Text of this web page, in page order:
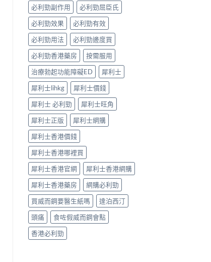
小
時、
正
確
用
法
與
香
港
合
法
購
買〉
中
必利勁副作用
必利勁屈臣氏
必利勁效果
必利勁有效
必利勁用法
必利勁邊度買
必利勁香港藥房
按需服用
治療勃起功能障礙ED
犀利士
犀利士lihkg
犀利士價錢
犀利士 必利勁
犀利士旺角
犀利士正版
犀利士網購
犀利士香港價錢
犀利士香港哪裡買
犀利士香港官網
犀利士香港網購
犀利士香港藥房
網購必利勁
買威而鋼要醫生紙嗎
達泊西汀
頭痛
食咗假威而鋼會點
香港必利勁